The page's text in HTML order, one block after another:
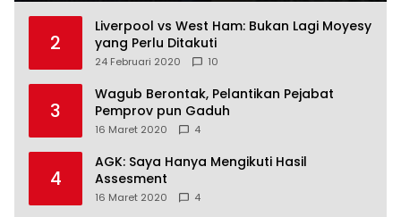
2
Liverpool vs West Ham: Bukan Lagi Moyesy
yang Perlu Ditakuti
24 Februari 2020 10
3
Wagub Berontak, Pelantikan Pejabat
Pemprov pun Gaduh
16 Maret 2020 4
4
AGK: Saya Hanya Mengikuti Hasil
Assesment
16 Maret 2020 4